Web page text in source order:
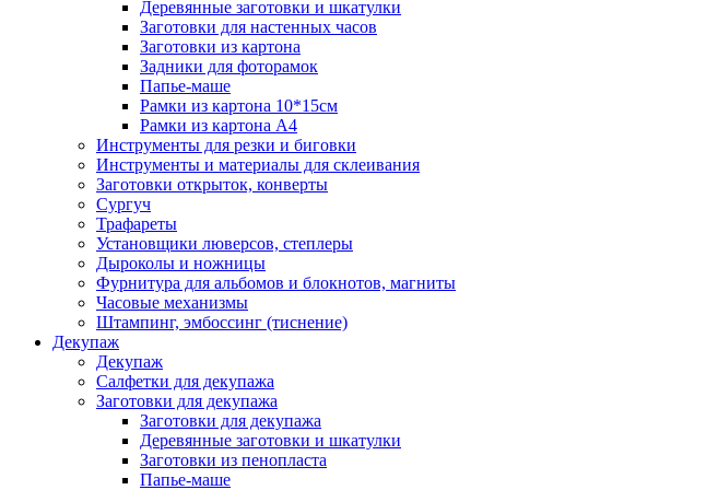
Деревянные заготовки и шкатулки
Заготовки для настенных часов
Заготовки из картона
Задники для фоторамок
Папье-маше
Рамки из картона 10*15см
Рамки из картона А4
Инструменты для резки и биговки
Инструменты и материалы для склеивания
Заготовки открыток, конверты
Сургуч
Трафареты
Установщики люверсов, степлеры
Дыроколы и ножницы
Фурнитура для альбомов и блокнотов, магниты
Часовые механизмы
Штампинг, эмбоссинг (тиснение)
Декупаж
Декупаж
Салфетки для декупажа
Заготовки для декупажа
Заготовки для декупажа
Деревянные заготовки и шкатулки
Заготовки из пенопласта
Папье-маше